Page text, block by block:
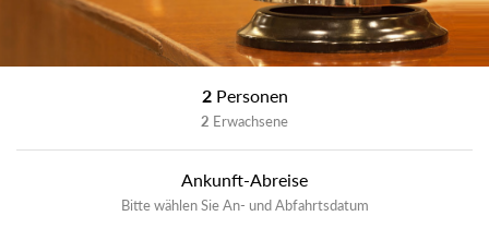
2 Personen
2 Erwachsene
Ankunft-Abreise
Bitte wählen Sie An- und Abfahrtsdatum